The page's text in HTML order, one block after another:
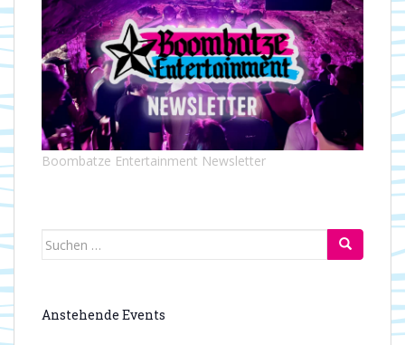
Boombatze Entertainment Newsletter
Suchen
Anstehende Events